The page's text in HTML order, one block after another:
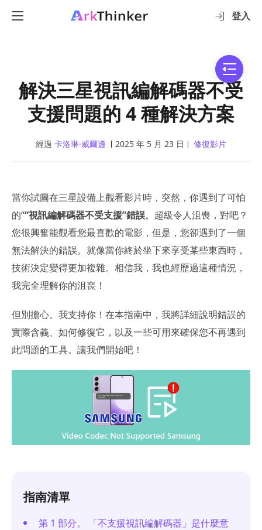
登入
解決三星視訊編解碼器不受
支援問題的 4 種解決方案
經過 卡洛琳·威爾遜 2025 年 5 月 23 日 修復影片
當你試圖在三星設備上觀看影片時，突然，你遇到了可怕
的““視訊編解碼器不受支援”錯誤。超級令人沮喪，對吧？
您很興奮能觀看您最喜歡的電影，但是，您卻遇到了一個
無法解決的錯誤。就像當你終於坐下來享受某些東西時，
技術決定變得更加複雜。相信我，我也經歷過這種情況，
我完全理解你的沮喪！
但別擔心。我支持你！在本指南中，我將詳細說明錯誤的
實際含義、如何修復它，以及一些可用來確保您不再遇到
此問題的工具。讓我們開始吧！
指南清單
第 1 部分。 「不支援視訊編解碼器」是什麼意